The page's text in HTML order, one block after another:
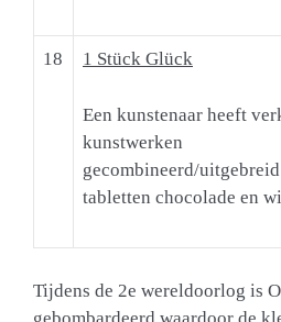
18 1 Stück Glück
Een kunstenaar heeft
kunstwerken
gecombineerd/
tabletten chocolade en
Tijdens de 2e wereldoorlog is
gebombardeerd waardoor de